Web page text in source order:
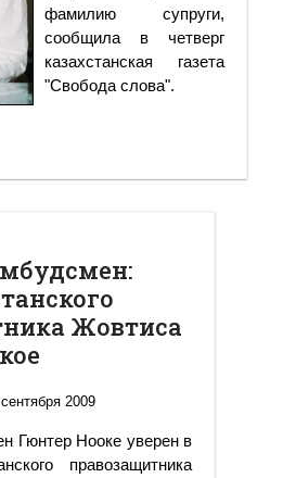
фамилию супруги,
сообщила в четверг
казахстанская газета
"Свобода слова".
Жовтиса
2009
Гюнтер Нооке уверен в
правозащитника